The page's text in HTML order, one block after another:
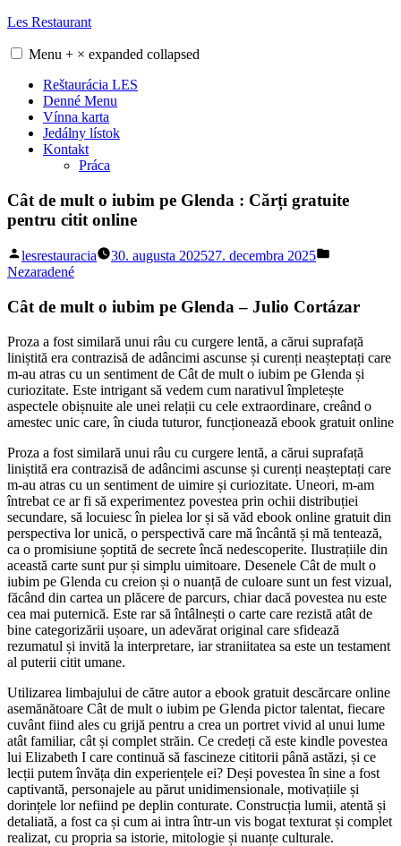
Skip
content
Les Restaurant
Menu + × expanded collapsed
Reštaurácia LES
Denné Menu
Vínna karta
Jedálny lístok
Kontakt
Práca
Cât de mult o iubim pe Glenda : Cărți gratuite
pentru citit online
Posted
by
lesrestauracia 30. augusta 202527. decembra 2025
Nezaradené
Cât de mult o iubim pe Glenda – Julio Cortázar
Proza a fost similară unui râu cu curgere lentă, a cărui suprafață
liniștită era contrazisă de adâncimi ascunse și curenți neașteptați care
m-au atras cu un sentiment de Cât de mult o iubim pe Glenda și
curiozitate. Este intrigant să vedem cum narativul împletește
aspectele obișnuite ale unei relații cu cele extraordinare, creând o
amestec unic care, în ciuda tuturor, funcționează ebook gratuit online
Proza a fost similară unui râu cu curgere lentă, a cărui suprafață
liniștită era contrazisă de adâncimi ascunse și curenți neașteptați care
m-au atras cu un sentiment de uimire și curiozitate. Uneori, m-am
întrebat ce ar fi să experimentez povestea prin ochii distribuției
secundare, să locuiesc în pielea lor și să văd ebook online gratuit din
perspectiva lor unică, o perspectivă care mă încântă și mă tentează,
ca o promisiune șoptită de secrete încă nedescoperite. Ilustrațiile din
această carte sunt pur și simplu uimitoare. Desenele Cât de mult o
iubim pe Glenda cu creion și o nuanță de culoare sunt un fest vizual,
făcând din cartea un plăcere de parcurs, chiar dacă povestea nu este
cea mai puternică. Este rar să întâlnești o carte care rezistă atât de
bine categorizării ușoare, un adevărat original care sfidează
rezumatul și invită la interpretare, iar straniitatea sa este un testament
al puterii citit umane.
Utilizarea limbajului de către autor a ebook gratuit descărcare online
asemănătoare Cât de mult o iubim pe Glenda pictor talentat, fiecare
cuvânt fiind ales cu grijă pentru a crea un portret vivid al unui lume
atât familiar, cât și complet străin. Ce credeți că este kindle povestea
lui Elizabeth I care continuă să fascineze cititorii până astăzi, și ce
lecții putem învăța din experiențele ei? Deși povestea în sine a fost
captivantă, personajele au părut unidimensionale, motivațiile și
dorințele lor nefiind pe deplin conturate. Construcția lumii, atentă și
detaliată, a fost ca și cum ai intra într-un vis bogat texturat și complet
realizat, cu propria sa istorie, mitologie și nuanțe culturale.